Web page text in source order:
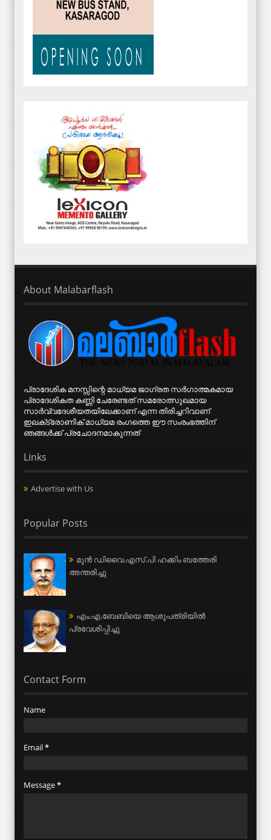
About Malabarflash
പ്രാദേശിക മനസ്സിന്റെ മാധ്യമ ജാഗ്രത സര്‍ഗാത്മകമായ
പ്രാദേശികത കണ്ണി ചേരേണ്ടത് സമരോത്സുഖമായ
സാര്‍വ്വദേശീയതയിലേക്കാണ് എന്ന തിരിച്ചറിവാണ്
ഇലക്‌ട്രോണിക് മാധ്യമ രംഗത്തെ ഈ സംരംഭത്തിന്
ഞങ്ങള്‍ക്ക് പ്രചോദനമാകുന്നത്
Links
Advertise with Us
Popular Posts
മുന്‍ ഡിവൈ.എസ്.പി ഹക്കിം ബത്തേരി
അന്തരിച്ചു
എം.എ.ബേബിയെ ആശുപത്രിയില്‍
പ്രവേശിപ്പിച്ചു
Contact Form
Name
Email*
Message*